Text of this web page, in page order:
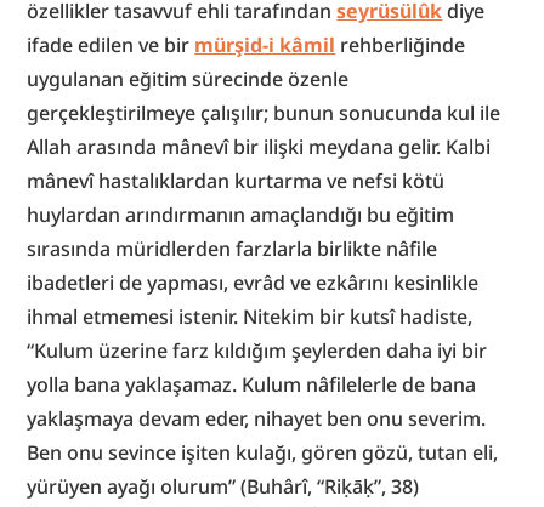
özellikler tasavvuf ehli tarafından seyrüsülûk diye
ifade edilen ve bir mürşid-i kâmil rehberliğinde
uygulanan eğitim sürecinde özenle
gerçekleştirilmeye çalışılır; bunun sonucunda kul ile
Allah arasında mânevî bir ilişki meydana gelir. Kalbi
mânevî hastalıklardan kurtarma ve nefsi kötü
huylardan arındırmanın amaçlandığı bu eğitim
sırasında müridlerden farzlarla birlikte nâfile
ibadetleri de yapması, evrâd ve ezkârını kesinlikle
ihmal etmemesi istenir. Nitekim bir kutsî hadiste,
“Kulum üzerine farz kıldığım şeylerden daha iyi bir
yolla bana yaklaşamaz. Kulum nâfilelerle de bana
yaklaşmaya devam eder, nihayet ben onu severim.
Ben onu sevince işiten kulağı, gören gözü, tutan eli,
yürüyen ayağı olurum” (Buhârî, “Riḳāḳ”, 38)